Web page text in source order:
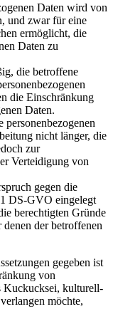
Daten wird von
und zwar für eine
ermöglicht, die
Daten zu
die betroffene
die Einschränkung
Daten.
nicht länger, die
zur
Verteidigung von
gegen die
DS-GVO eingelegt
berechtigten Gründe
der betroffenen
gegeben ist
von
Kuckucksei, kulturell-
möchte,